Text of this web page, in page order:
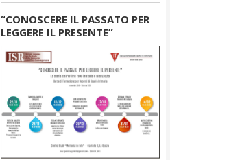
“CONOSCERE IL PASSATO PER
LEGGERE IL PRESENTE”